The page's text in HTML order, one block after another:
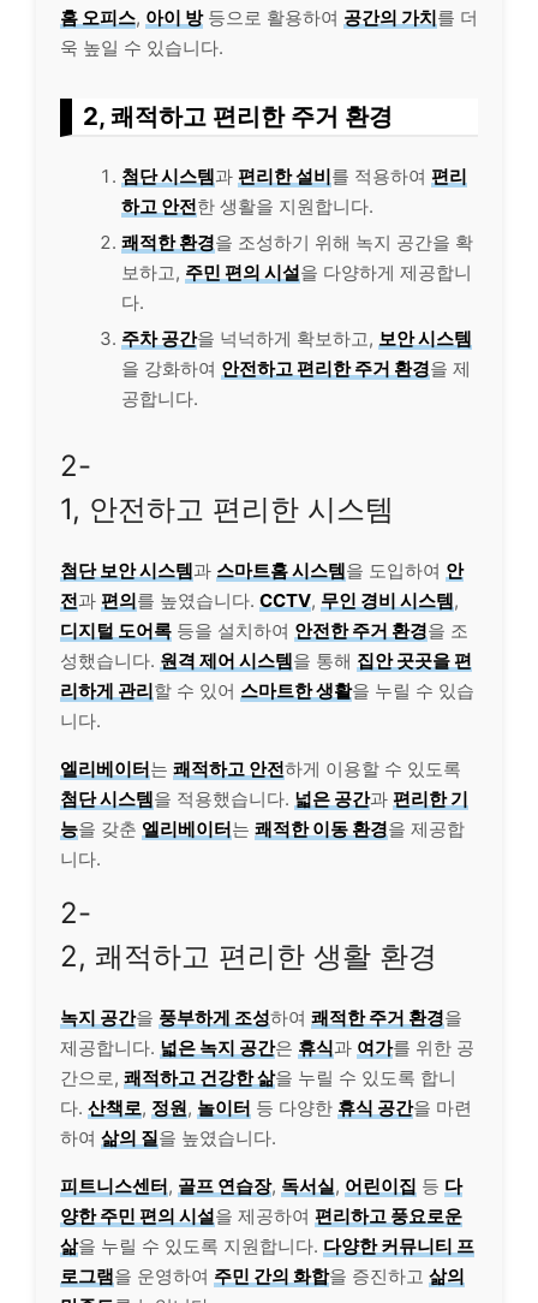
홈 오피스, 아이 방등으로 활용하여 공간의 가치를 더
욱 높일 수 있습니다.
2, 쾌적하고 편리한 주거 환경
첨단 시스템과 편리한 설비를 적용하여 편리
하고 안전한 생활을 지원합니다.
쾌적한 환경을 조성하기 위해 녹지 공간을 확
보하고, 주민 편의 시설을 다양하게 제공합니
다.
주차 공간을 넉넉하게 확보하고, 보안 시스템
을 강화하여 안전하고 편리한 주거 환경을 제
공합니다.
2-
1, 안전하고 편리한 시스템
첨단 보안 시스템과 스마트홈 시스템을 도입하여 안
전과 편의를 높였습니다. CCTV, 무인 경비 시스템,
디지털 도어록 등을 설치하여 안전한 주거 환경을 조
성했습니다. 원격 제어 시스템을 통해 집안 곳곳을 편
리하게 관리할 수 있어 스마트한 생활을 누릴 수 있습
니다.
엘리베이터는 쾌적하고 안전하게 이용할 수 있도록
첨단 시스템을 적용했습니다. 넓은 공간과 편리한 기
능을 갖춘 엘리베이터는 쾌적한 이동 환경을 제공합
니다.
2-
2, 쾌적하고 편리한 생활 환경
녹지 공간을 풍부하게 조성하여 쾌적한 주거 환경을
제공합니다. 넓은 녹지 공간은 휴식과 여가를 위한 공
간으로, 쾌적하고 건강한 삶을 누릴 수 있도록 합니
다. 산책로, 정원, 놀이터 등 다양한 휴식 공간을 마련
하여 삶의 질을 높였습니다.
피트니스센터, 골프 연습장, 독서실, 어린이집 등 다
양한 주민 편의 시설을 제공하여 편리하고 풍요로운
삶을 누릴 수 있도록 지원합니다. 다양한 커뮤니티 프
로그램을 운영하여 주민 간의 화합을 증진하고 삶의